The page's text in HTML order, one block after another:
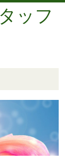
ッフ